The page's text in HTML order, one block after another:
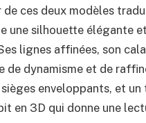
ces deux modèles
une silhouette élégante
lignes affinées, son
dynamisme et de
enveloppants, et
en 3D qui donne une